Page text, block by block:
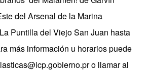
del Arsenal de la Marina
Puntilla del Viejo San Juan hasta
más información u horarios puede
o llamar al